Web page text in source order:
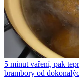
5 minut vaření, pak
brambory od